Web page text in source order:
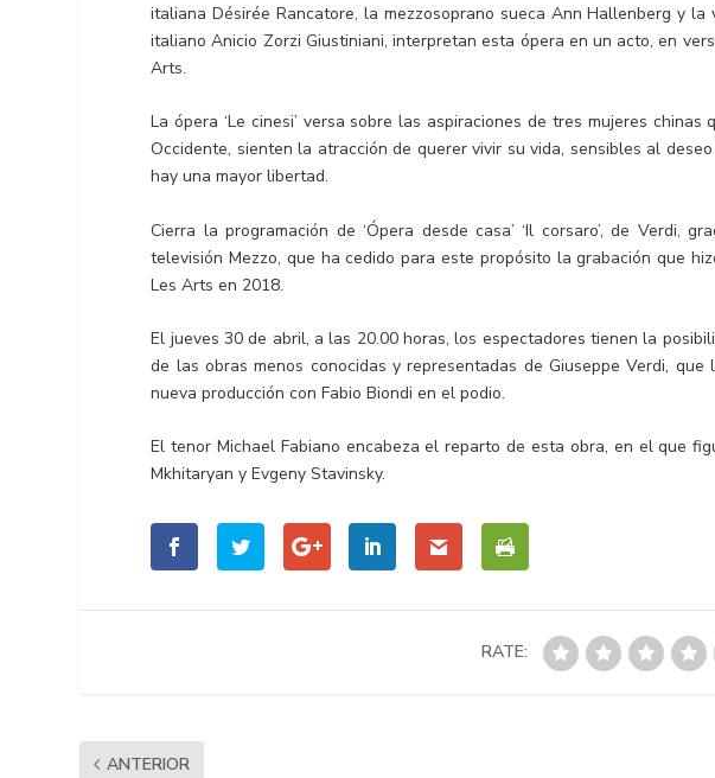
italiana Désirée Rancatore, la mezzosoprano sueca Ann Hallenberg y
italiano Anicio Zorzi Giustiniani, interpretan esta ópera en un acto, en
Arts.
La ópera ‘Le cinesi’ versa sobre las aspiraciones de tres mujeres
Occidente, sienten la atracción de querer vivir su vida, sensibles al
hay una mayor libertad.
Cierra la programación de ‘Ópera desde casa’ ‘Il corsaro’, de Verdi,
televisión Mezzo, que ha cedido para este propósito la grabación que
Les Arts en 2018.
El jueves 30 de abril, a las 20.00 horas, los espectadores tienen la
de las obras menos conocidas y representadas de Giuseppe Verdi,
nueva producción con Fabio Biondi en el podio.
El tenor Michael Fabiano encabeza el reparto de esta obra, en el que
Mkhitaryan y Evgeny Stavinsky.
RATE:
ANTERIOR